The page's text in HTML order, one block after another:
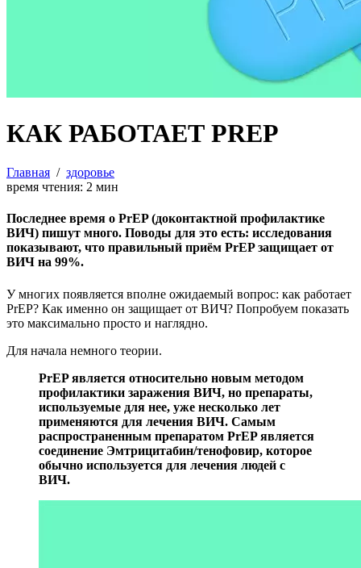
КАК РАБОТАЕТ PREP
Главная / здоровье
время чтения: 2 мин
Последнее время о PrEP (доконтактной профилактике
ВИЧ) пишут много. Поводы для это есть: исследования
показывают, что правильный приём PrEP защищает от
ВИЧ на 99%.
У многих появляется вполне ожидаемый вопрос: как работает
PrEP? Как именно он защищает от ВИЧ? Попробуем показать
это максимально просто и наглядно.
Для начала немного теории.
PrEP является относительно новым методом
профилактики заражения ВИЧ, но препараты,
используемые для нее, уже несколько лет
применяются для лечения ВИЧ. Самым
распространенным препаратом PrEP является
соединение Эмтрицитабин/тенофовир, которое
обычно используется для лечения людей с
ВИЧ.